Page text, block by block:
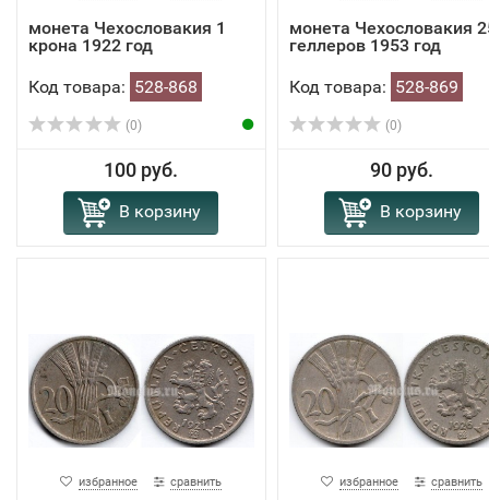
монета Чехословакия 1
крона 1922 год
Код товара: 528-868
(0)
100 руб.
В корзину
монета Чехословакия
геллеров 1953 год
Код товара: 528-869
(0)
90 руб.
В корзину
избранное сравнить избранное сравнить